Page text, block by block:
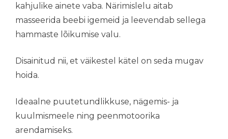
kahjulike ainete vaba. Närimislelu aitab
masseerida beebi igemeid ja leevendab sellega
hammaste lõikumise valu.
Disainitud nii, et väikestel kätel on seda mugav
hoida.
Ideaalne puutetundlikkuse, nägemis- ja
kuulmismeele ning peenmotoorika
arendamiseks.